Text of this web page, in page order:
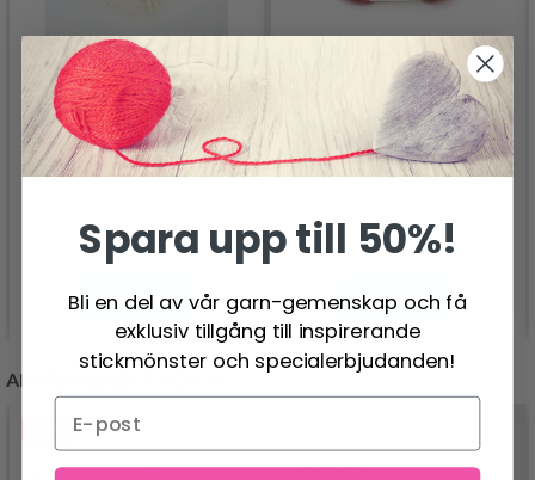
ÍSTEX LOPI SPUNI
Se produkt
KATIA COTTON-
MERINO
Se produkt
ANDRA KUNDER KÖPTE
Spara upp till 50%!
Bli en del av vår garn-gemenskap och få
exklusiv tillgång till inspirerande
stickmönster och specialerbjudanden!